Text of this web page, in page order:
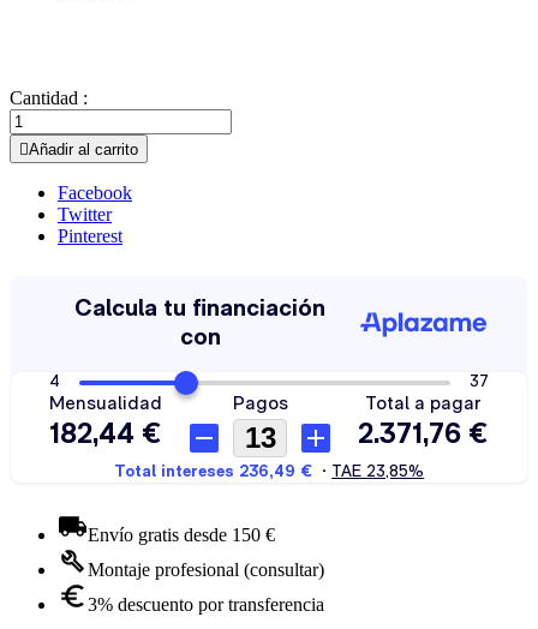
Cantidad :
Añadir al carrito
Facebook
Twitter
Pinterest
Envío gratis desde 150 €
Montaje profesional (consultar)
3% descuento por transferencia